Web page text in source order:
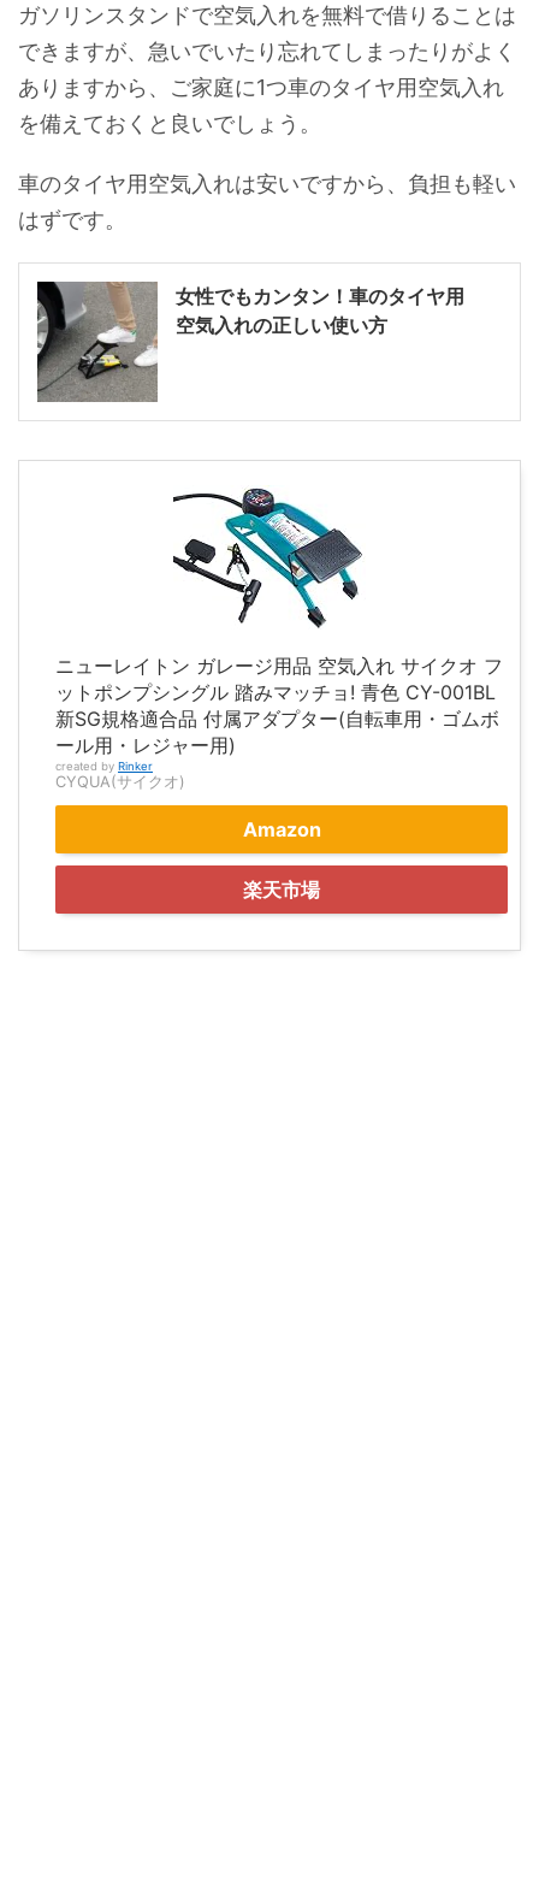
ガソリンスタンドで空気入れを無料で借りることは
できますが、急いでいたり忘れてしまったりがよく
ありますから、ご家庭に1つ車のタイヤ用空気入れ
を備えておくと良いでしょう。
車のタイヤ用空気入れは安いですから、負担も軽い
はずです。
女性でもカンタン！車のタイヤ用
空気入れの正しい使い方
ニューレイトン ガレージ用品 空気入れ サイクオ フ
ットポンプシングル 踏みマッチョ! 青色 CY-001BL
新SG規格適合品 付属アダプター(自転車用・ゴムボ
ール用・レジャー用)
created by Rinker
CYQUA(サイクオ)
Amazon
楽天市場